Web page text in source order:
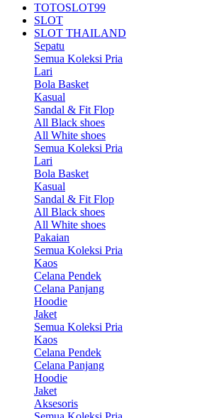
TOTOSLOT99
SLOT
SLOT THAILAND
Sepatu
Semua Koleksi Pria
Lari
Bola Basket
Kasual
Sandal & Fit Flop
All Black shoes
All White shoes
Semua Koleksi Pria
Lari
Bola Basket
Kasual
Sandal & Fit Flop
All Black shoes
All White shoes
Pakaian
Semua Koleksi Pria
Kaos
Celana Pendek
Celana Panjang
Hoodie
Jaket
Semua Koleksi Pria
Kaos
Celana Pendek
Celana Panjang
Hoodie
Jaket
Aksesoris